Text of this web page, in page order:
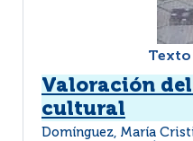
Valoración
cultural
Domínguez, María